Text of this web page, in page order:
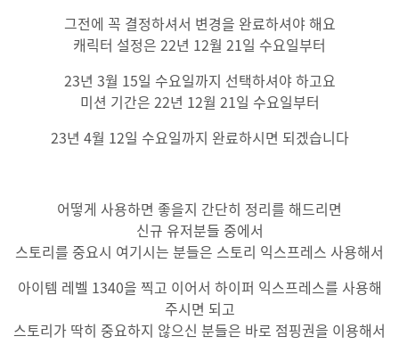
그전에 꼭 결정하셔서 변경을 완료하셔야 해요
캐릭터 설정은 22년 12월 21일 수요일부터
23년 3월 15일 수요일까지 선택하셔야 하고요
미션 기간은 22년 12월 21일 수요일부터
23년 4월 12일 수요일까지 완료하시면 되겠습니다
어떻게 사용하면 좋을지 간단히 정리를 해드리면
신규 유저분들 중에서
스토리를 중요시 여기시는 분들은 스토리 익스프레스 사용해서
아이템 레벨 1340을 찍고 이어서 하이퍼 익스프레스를 사용해
주시면 되고
스토리가 딱히 중요하지 않으신 분들은 바로 점핑권을 이용해서